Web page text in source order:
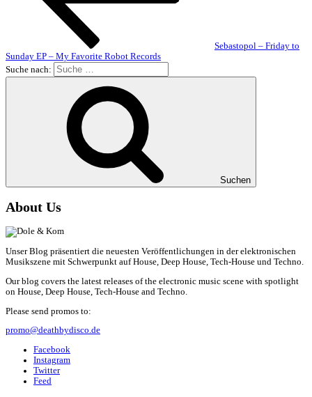
Sebastopol – Friday to
Sunday EP – My Favorite Robot Records
Suche nach:
Suchen
About Us
Unser Blog präsentiert die neuesten Veröffentlichungen in der elektronischen
Musikszene mit Schwerpunkt auf House, Deep House, Tech-House und Techno.
Our blog covers the latest releases of the electronic music scene with spotlight
on House, Deep House, Tech-House and Techno.
Please send promos to:
promo@deathbydisco.de
Facebook
Instagram
Twitter
Feed